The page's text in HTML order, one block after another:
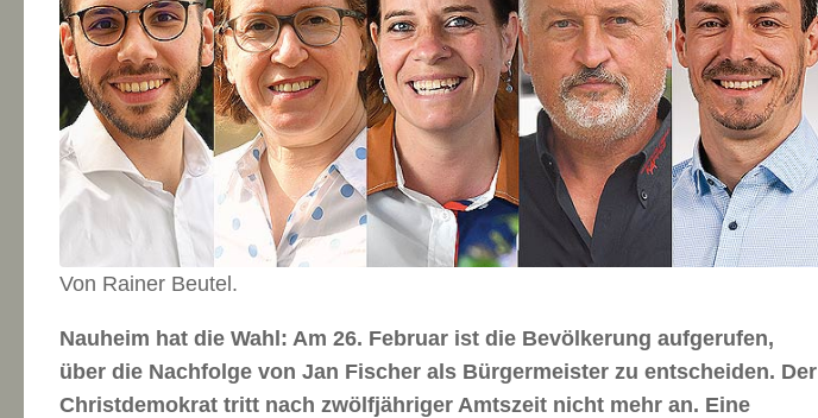
Von Rainer Beutel.
Nauheim hat die Wahl: Am 26. Februar ist die Bevölkerung aufgerufen,
über die Nachfolge von Jan Fischer als Bürgermeister zu entscheiden. Der
Christdemokrat tritt nach zwölfjähriger Amtszeit nicht mehr an. Eine